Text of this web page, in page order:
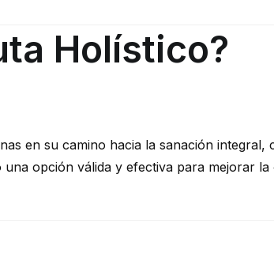
Holístico?
en su camino hacia la sanación
opción válida y efectiva para mejorar la